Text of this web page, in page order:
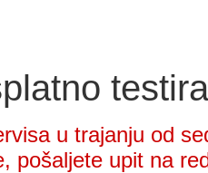
u trajanju od
pošaljete upit na